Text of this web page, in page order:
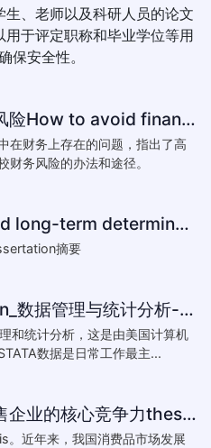
生、老师以及科研人员的论文
用于评定职称和毕业学位等用
保安全性。
高校如何规避财务管理风险How to avoid financial risk management colleges
在财务上存在的问题，指出了高
务风险的办法和途径。
What are the short and long-term determinants of exchange ra
摘要
留学生MBAdissertation_数据管理与统计分析-如何处理STATA数据_How to deal with data with ST
和统计分析，这是由美国计算机
数据是日常工作最主...
论如何提升我国本土零售企业的核心竞争力thesis:The theory of how to improve the core competitiveness of domestic retail e
近年来，我国消费品市场发展